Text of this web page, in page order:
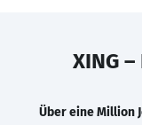
XING
Über eine Million